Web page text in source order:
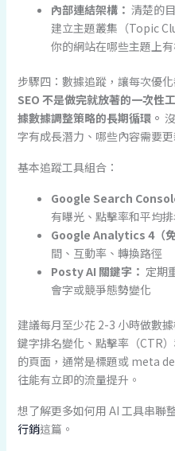
內部連結架構： 清楚的
建立主題叢集（Topic
你的網站在哪些主題上
步驟四：數據追蹤，讓每次優
SEO 不是做完就放著的一次性
據數據調整策略的長期循環。
字有成長潛力、哪些內容需要更
基本追蹤工具組合：
Google Search
有曝光、點擊率和平均
Google Analytics 4（免
間、互動率、轉換路徑
Posty AI 關鍵字： 定期
會字或競爭態勢變化
建議每月至少花 2-3 小時做數
鍵字排名變化、點擊率（CTR
的頁面，通常是標題或 meta
往能有立即的流量提升。
想了解更多如何用 AI 工具串聯
行銷這篇。